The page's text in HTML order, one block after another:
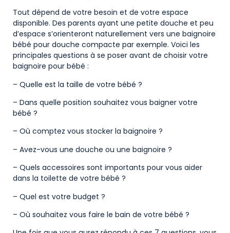
Tout dépend de votre besoin et de votre espace
disponible. Des parents ayant une petite douche et peu
d’espace s’orienteront naturellement vers une baignoire
bébé pour douche compacte par exemple. Voici les
principales questions à se poser avant de choisir votre
baignoire pour bébé :
– Quelle est la taille de votre bébé ?
– Dans quelle position souhaitez vous baigner votre
bébé ?
– Où comptez vous stocker la baignoire ?
– Avez-vous une douche ou une baignoire ?
– Quels accessoires sont importants pour vous aider
dans la toilette de votre bébé ?
– Quel est votre budget ?
– Où souhaitez vous faire le bain de votre bébé ?